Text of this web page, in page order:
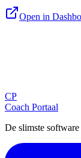
Open in
CP
Coach Portaal
De slimste